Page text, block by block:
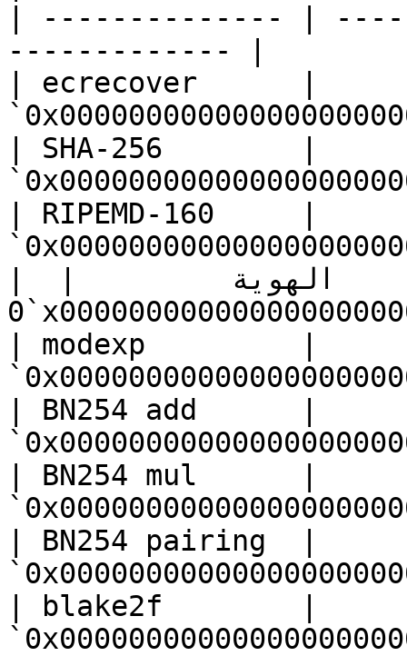
| -------------- |
------------- |
| ecrecover      |
| SHA-256        |
| RIPEMD-160     |
`0x0000000000000000000000000000000000000004` |
| modexp         |
| BN254 add      |
| BN254 mul      |
| BN254 pairing  |
| blake2f        |